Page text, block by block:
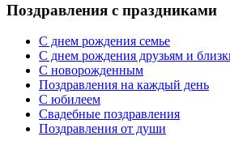
Поздравления с праздниками
С днем рождения семье
С днем рождения друзьям и
C новорожденным
Поздравления на каждый день
С юбилеем
Свадебные поздравления
Поздравления от души